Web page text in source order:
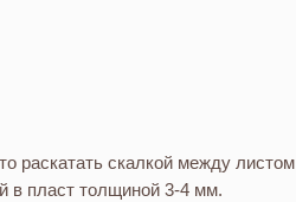
раскатать скалкой между листом
в пласт толщиной 3-4 мм.